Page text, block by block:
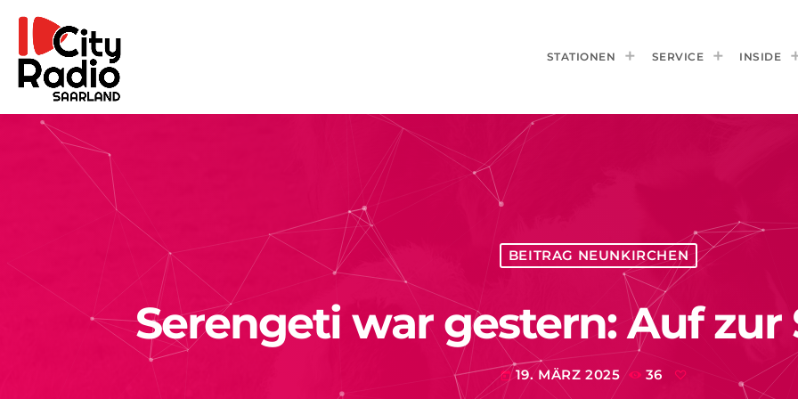
STATIONEN SERVICE INSIDE
BEITRAG NEUNKIRCHEN
Serengeti war gestern: Auf zur
today 19. MÄRZ 2025 36